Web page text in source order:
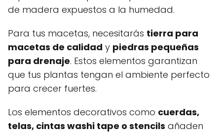
de madera expuestos a la humedad.
Para tus macetas, necesitarás tierra para
macetas de calidad y piedras pequeñas
para drenaje. Estos elementos garantizan
que tus plantas tengan el ambiente perfecto
para crecer fuertes.
Los elementos decorativos como cuerdas,
telas, cintas washi tape o stencils añaden